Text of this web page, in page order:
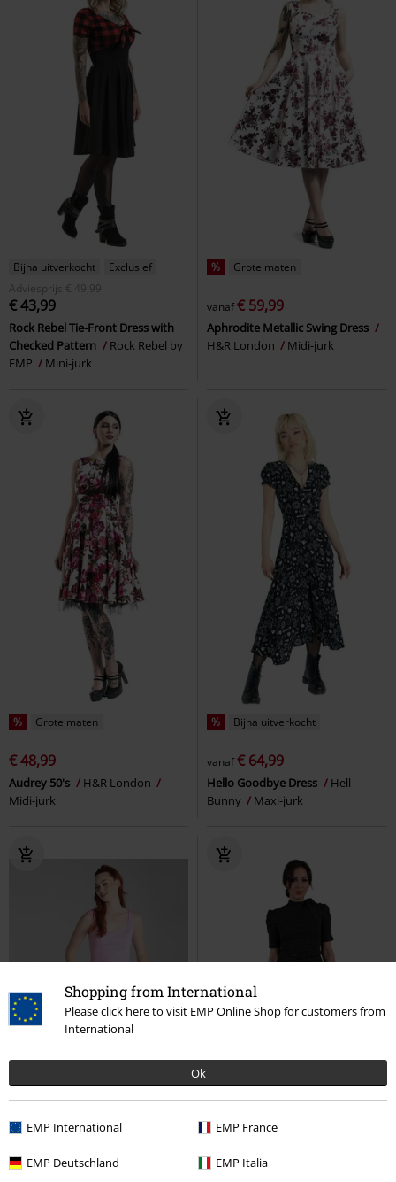
Shopping from International
Please click here to visit EMP Online Shop for customers from
International
Ok
EMP International EMP France
EMP Deutschland EMP Italia
Bijna uitverkocht
Exclusief
Adviesprijs
€ 49,99
€ 43,99
Rock Rebel Tie-Front Dress with
Checked Pattern
Rock Rebel by
EMP
Mini-jurk
% Grote maten
vanaf€ 59,99
Aphrodite Metallic Swing Dress
H&R London
Midi-jurk
% Grote maten
€ 48,99
Audrey 50's
H&R London
Midi-jurk
% Bijna uitverkocht
vanaf€ 64,99
Hello Goodbye Dress
Hell
Bunny
Maxi-jurk
% Bijna uitverkocht Grote maten